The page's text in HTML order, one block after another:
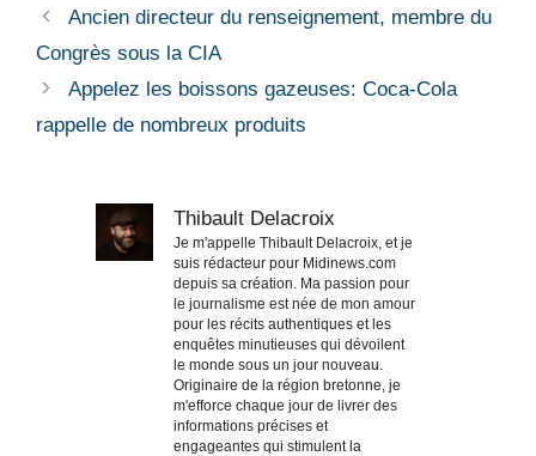
Ancien directeur du renseignement, membre du
Congrès sous la CIA
Appelez les boissons gazeuses: Coca-Cola
rappelle de nombreux produits
Thibault Delacroix
Je m'appelle Thibault Delacroix, et je
suis rédacteur pour Midinews.com
depuis sa création. Ma passion pour
le journalisme est née de mon amour
pour les récits authentiques et les
enquêtes minutieuses qui dévoilent
le monde sous un jour nouveau.
Originaire de la région bretonne, je
m'efforce chaque jour de livrer des
informations précises et
engageantes qui stimulent la